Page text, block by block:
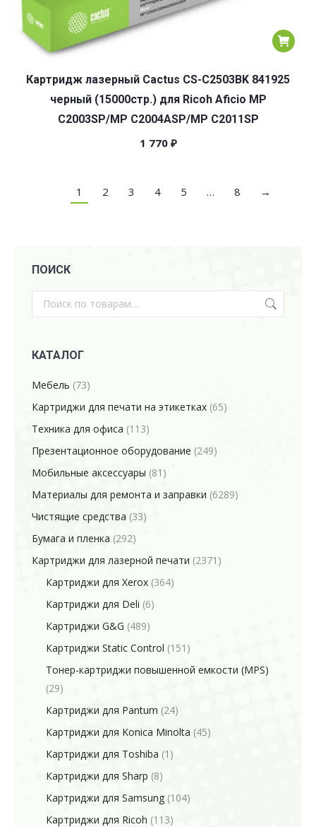
Картридж лазерный Cactus CS-C2503BK 841925
черный (15000стр.) для Ricoh Aficio MP
C2003SP/MP C2004ASP/MP C2011SP
1 770 ₽
1 2 3 4 5 … 8 →
ПОИСК
КАТАЛОГ
Мебель (73)
Картриджи для печати на этикетках (65)
Техника для офиса (113)
Презентационное оборудование (249)
Мобильные аксессуары (81)
Материалы для ремонта и заправки (6289)
Чистящие средства (33)
Бумага и пленка (292)
Картриджи для лазерной печати (2371)
Картриджи для Xerox (364)
Картриджи для Deli (6)
Картриджи G&G (489)
Картриджи Static Control (151)
Тонер-картриджи повышенной емкости (MPS)
(29)
Картриджи для Pantum (24)
Картриджи для Konica Minolta (45)
Картриджи для Toshiba (1)
Картриджи для Sharp (8)
Картриджи для Samsung (104)
Картриджи для Ricoh (113)